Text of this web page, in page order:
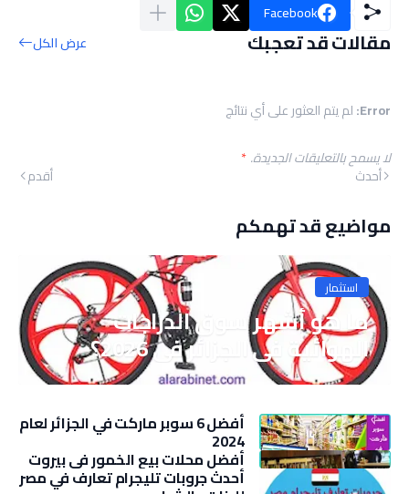
Facebook
مقالات قد تعجبك عرض الكل
Error: لم يتم العثور على أي نتائج
لا يسمح بالتعليقات الجديدة.*
أحدث أقدم
مواضيع قد تهمكم
استثمار
ما هو أشهر سوق الدراجات
الهوائية في الجزائر في 2026؟
أفضل 6 سوبر ماركت في الجزائر لعام
2024
أفضل محلات بيع الخمور في بيروت
أحدث جروبات تليجرام تعارف في مصر